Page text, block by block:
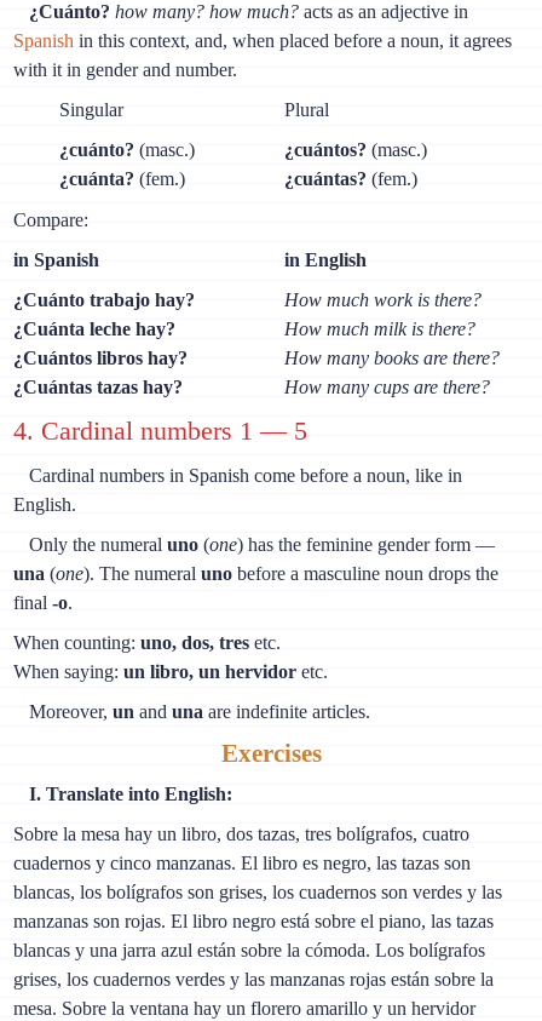
¿Cuánto? how many? how much? acts as an adjective in
Spanish in this context, and, when placed before a noun, it agrees
with it in gender and number.
Singular
Plural
¿cuánto? (masc.) ¿cuántos? (masc.)
¿cuánta? (fem.) ¿cuántas? (fem.)
Compare:
in Spanish
in English
¿Cuánto trabajo hay?
How much work is there?
¿Cuánta leche hay?
How much milk is there?
¿Cuántos libros hay?
How many books are there?
¿Cuántas tazas hay?
How many cups are there?
4. Cardinal numbers 1 — 5
Cardinal numbers in Spanish come before a noun, like in
English.
Only the numeral uno (one) has the feminine gender form —
una (one). The numeraluno before a masculine noun drops the
final-o.
When counting:uno, dos, tres etc.
When saying:un libro, un hervidor etc.
Moreover, un and una are indefinite articles.
Exercises
I. Translate into English:
Sobre la mesa hay un libro, dos tazas, tres bolígrafos, cuatro
cuadernos y cinco manzanas. El libro es negro, las tazas son
blancas, los bolígrafos son grises, los cuadernos son verdes y las
manzanas son rojas. El libro negro está sobre el piano, las tazas
blancas y una jarra azul están sobre la cómoda. Los bolígrafos
grises, los cuadernos verdes y las manzanas rojas están sobre la
mesa. Sobre la ventana hay un florero amarillo y un hervidor